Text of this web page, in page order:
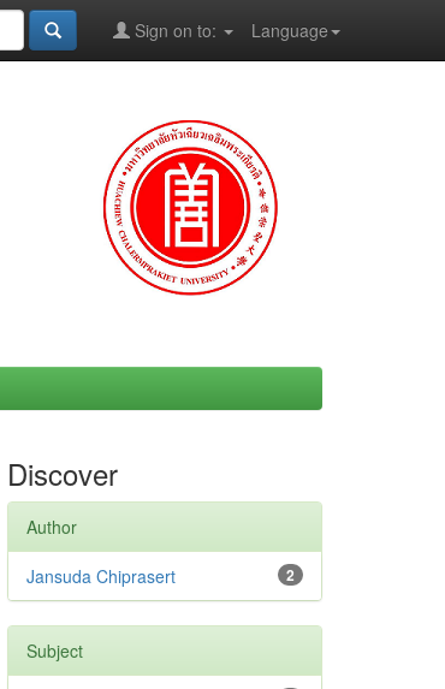
Language
Sign on to:
Discover
Author
2
Jansuda Chiprasert
Subject